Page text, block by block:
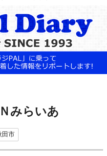
みらいあ
田市